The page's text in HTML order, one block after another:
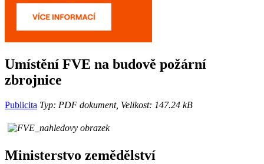
Umístění FVE na budově požární
zbrojnice
Publicita Typ: PDF dokument, Velikost: 147.24 kB
Ministerstvo zemědělství